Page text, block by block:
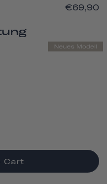
€69,90
Neues Modell
Cart